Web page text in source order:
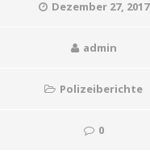
Dezember 27, 2017
admin
Polizeiberichte
0